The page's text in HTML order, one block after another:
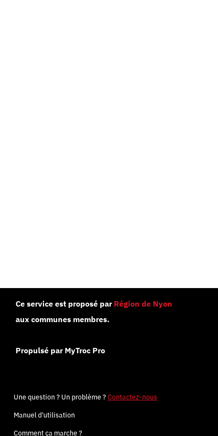
Ce service est proposé par Région de Nyon
aux communes membres.
Propulsé par MyTroc Pro
Une question ? Un problème ?Contactez-nous
Manuel d'utilisation
Comment ça marche ?